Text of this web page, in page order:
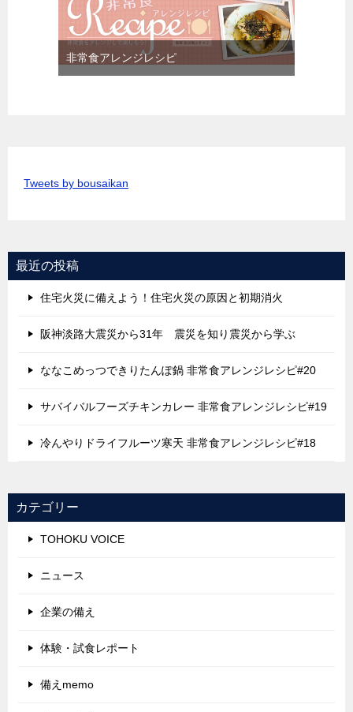
非常食アレンジレシピ
Tweets by bousaikan
最近の投稿
住宅火災に備えよう！住宅火災の原因と初期消火
阪神淡路大震災から31年 震災を知り震災から学ぶ
ななこめっつできりたんぽ鍋 非常食アレンジレシピ#20
サバイバルフーズチキンカレー 非常食アレンジレシピ#19
冷んやりドライフルーツ寒天 非常食アレンジレシピ#18
カテゴリー
TOHOKU VOICE
ニュース
企業の備え
体験・試食レポート
備えmemo